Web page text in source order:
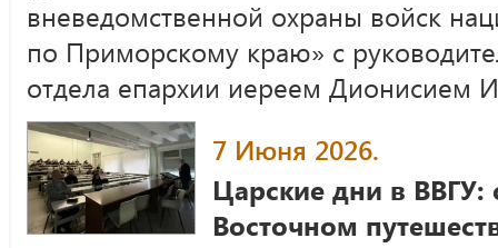
вневедомственной охраны войск
по Приморскому краю» с
отдела епархии иереем Дионисием
7 Июня 2026.
Царские дни в ВВГУ:
Восточном